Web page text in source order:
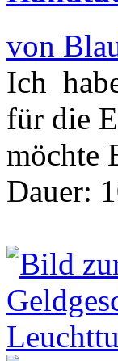
von
Ich
für die
möchte
Dauer: